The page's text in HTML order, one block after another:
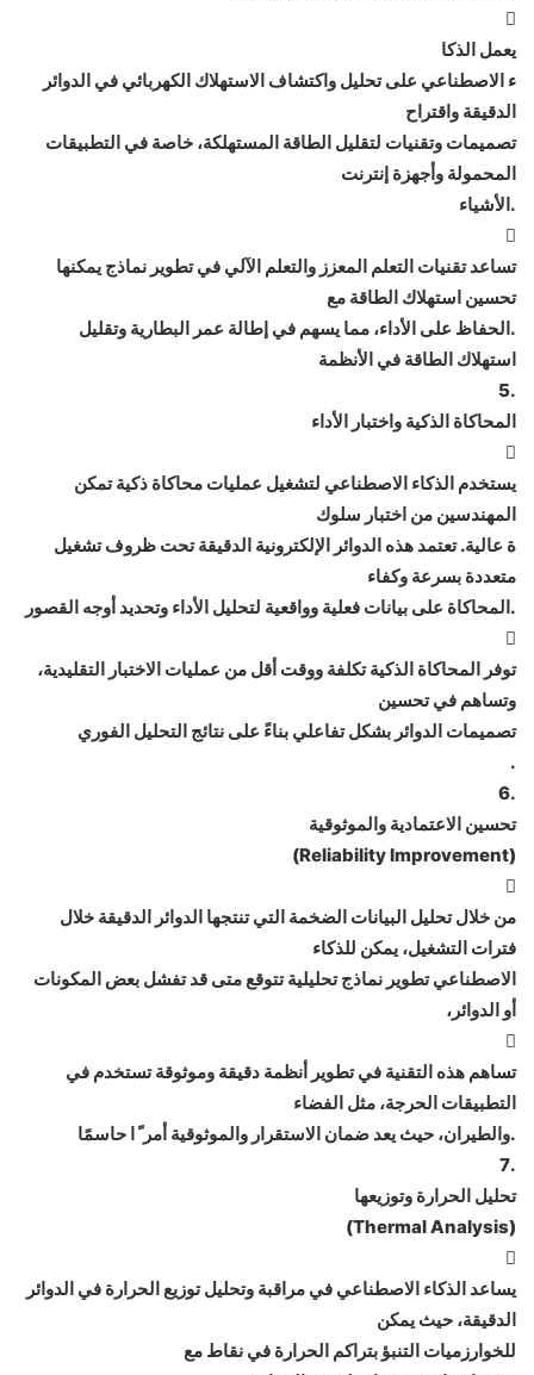

يعمل الذكا
ء الاصطناعي على تحليل واكتشاف الاستهلاك الكهربائي في الدوائر
الدقيقة واقتراح
تصميمات وتقنيات لتقليل الطاقة المستهلكة، خاصة في التطبيقات
المحمولة وأجهزة إنترنت
.الأشياء

تساعد تقنيات التعلم المعزز والتعلم الآلي في تطوير نماذج يمكنها
تحسين استهلاك الطاقة مع
.الحفاظ على الأداء، مما يسهم في إطالة عمر البطارية وتقليل
استهلاك الطاقة في الأنظمة
.5
المحاكاة الذكية واختبار الأداء

يستخدم الذكاء الاصطناعي لتشغيل عمليات محاكاة ذكية تمكن
المهندسين من اختبار سلوك
ة عالية. تعتمد هذه الدوائر الإلكترونية الدقيقة تحت ظروف تشغيل
متعددة بسرعة وكفاء
.المحاكاة على بيانات فعلية وواقعية لتحليل الأداء وتحديد أوجه القصور

توفر المحاكاة الذكية تكلفة ووقت أقل من عمليات الاختبار التقليدية،
وتساهم في تحسين
تصميمات الدوائر بشكل تفاعلي بناءً على نتائج التحليل الفوري
.
.6
تحسين الاعتمادية والموثوقية
(Reliability Improvement)

من خلال تحليل البيانات الضخمة التي تنتجها الدوائر الدقيقة خلال
فترات التشغيل، يمكن للذكاء
الاصطناعي تطوير نماذج تحليلية تتوقع متى قد تفشل بعض المكونات
أو الدوائر،

تساهم هذه التقنية في تطوير أنظمة دقيقة وموثوقة تستخدم في
التطبيقات الحرجة، مثل الفضاء
.والطيران، حيث يعد ضمان الاستقرار والموثوقية أمر ً ا حاسمًا
.7
تحليل الحرارة وتوزيعها
(Thermal Analysis)

يساعد الذكاء الاصطناعي في مراقبة وتحليل توزيع الحرارة في الدوائر
الدقيقة، حيث يمكن
للخوارزميات التنبؤ بتراكم الحرارة في نقاط مع